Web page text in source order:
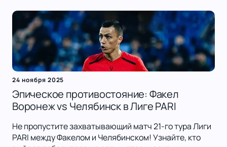
24 ноября 2025
Эпическое противостояние: Факел
Воронеж vs Челябинск в Лиге PARI
Не пропустите захватывающий матч 21-го тура Лиги
PARI между Факелом и Челябинском! Узнайте, кто